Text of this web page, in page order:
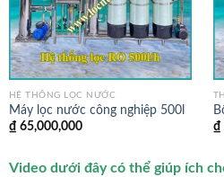
HỆ THỐNG LỌC NƯỚC
Máy lọc nước công nghiệp 500l
₫ 65,000,000
₫
Video dưới đây có thể giúp ích